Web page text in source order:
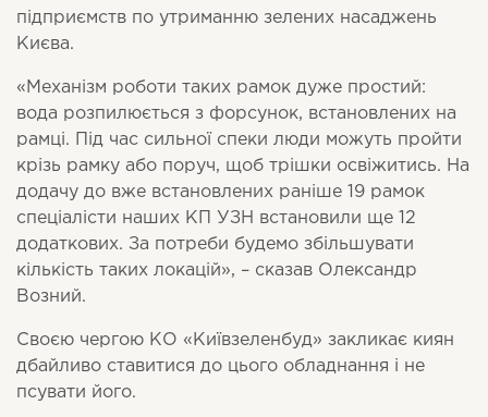
підприємств по утриманню зелених насаджень
Києва.
«Механізм роботи таких рамок дуже простий:
вода розпилюється з форсунок, встановлених на
рамці. Під час сильної спеки люди можуть пройти
крізь рамку або поруч, щоб трішки освіжитись. На
додачу до вже встановлених раніше 19 рамок
спеціалісти наших КП УЗН встановили ще 12
додаткових. За потреби будемо збільшувати
кількість таких локацій», – сказав Олександр
Возний.
Своєю чергою КО «Київзеленбуд» закликає киян
дбайливо ставитися до цього обладнання і не
псувати його.